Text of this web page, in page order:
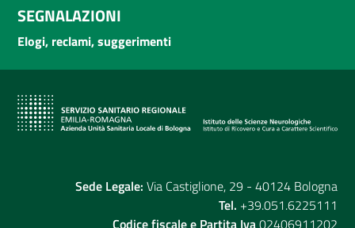
SEGNALAZIONI
Elogi, reclami, suggerimenti
Sede Legale: Via Castiglione, 29 - 40124 Bologna
Tel. +39.051.6225111
Codice fiscale e Partita Iva02406911202